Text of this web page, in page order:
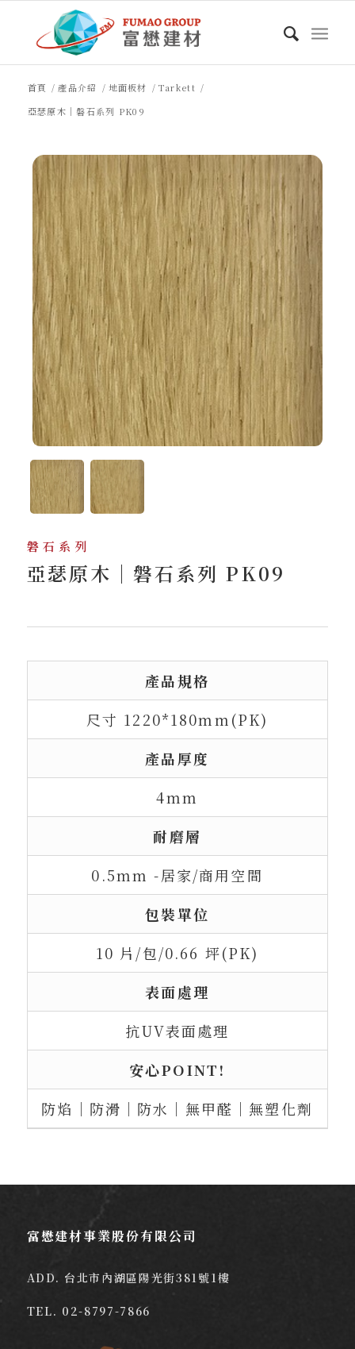
首頁 / 產品介紹 / 地面板材 / Tarkett /
亞瑟原木｜磐石系列 PK09
磐石系列
亞瑟原木｜磐石系列 PK09
產品規格
尺寸 1220*180mm(PK)
產品厚度
4mm
耐磨層
0.5mm -居家/商用空間
包裝單位
10 片/包/0.66 坪(PK)
表面處理
抗UV表面處理
安心POINT!
防焰｜防滑｜防水｜無甲醛｜無塑化劑
富懋建材事業股份有限公司
ADD. 台北市內湖區陽光街381號1樓
TEL. 02-8797-7866